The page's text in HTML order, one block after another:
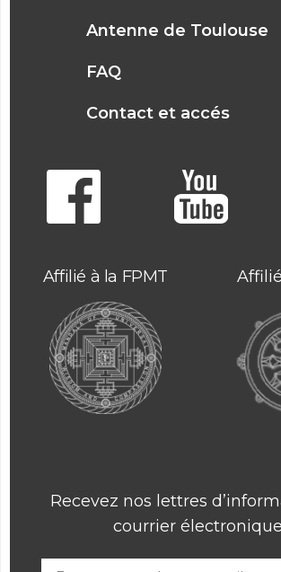
Antenne de Toulouse
FAQ
Contact et accés
Affilié à la FPMT
Recevez nos lettres
courrier